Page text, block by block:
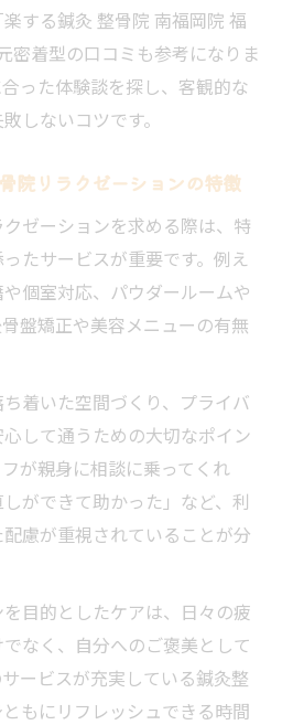
する鍼灸 整骨院 南福岡院 福
密着型の口コミも参考になりま
った体験談を探し、客観的な
しないコツです。
院リラクゼーションの特徴
ゼーションを求める際は、特
たサービスが重要です。例え
個室対応、パウダールームや
盤矯正や美容メニューの有無
着いた空間づくり、プライバ
して通うための大切なポイン
が親身に相談に乗ってくれ
ができて助かった」など、利
慮が重視されていることが分
目的としたケアは、日々の疲
なく、自分へのご褒美として
ービスが充実している鍼灸整
もにリフレッシュできる時間